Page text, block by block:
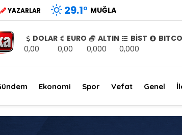
YAZARLAR 29.1° MUĞLA
DOLAR
0,00
EURO
0,00
ALTIN
0,000
BİST
0,000
Ekonomi Spor Vefat Genel